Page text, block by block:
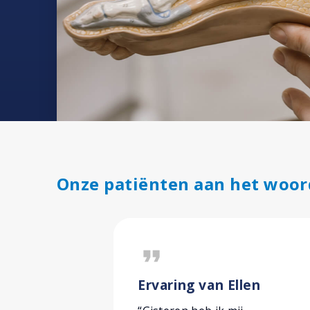
Onze patiënten aan het
format_quote
Ervaring van Ellen